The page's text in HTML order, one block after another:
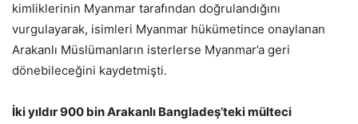
kimliklerinin Myanmar tarafından doğrulandığını
vurgulayarak, isimleri Myanmar hükümetince onaylanan
Arakanlı Müslümanların isterlerse Myanmar’a geri
dönebileceğini kaydetmişti.
İki yıldır 900 bin Arakanlı Bangladeş’teki mülteci